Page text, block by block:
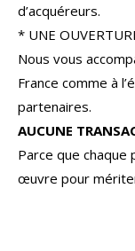
d’acquéreurs.
* UNE
Nous vous
France comme à
partenaires.
AUCUNE
Parce que
œuvre pour